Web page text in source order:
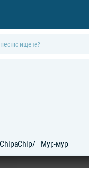
ChipaChip Мур-мур